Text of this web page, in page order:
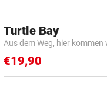
Turtle Bay
Aus dem Weg, hier kommen
€19,90